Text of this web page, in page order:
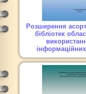
Розширення
бібліотек